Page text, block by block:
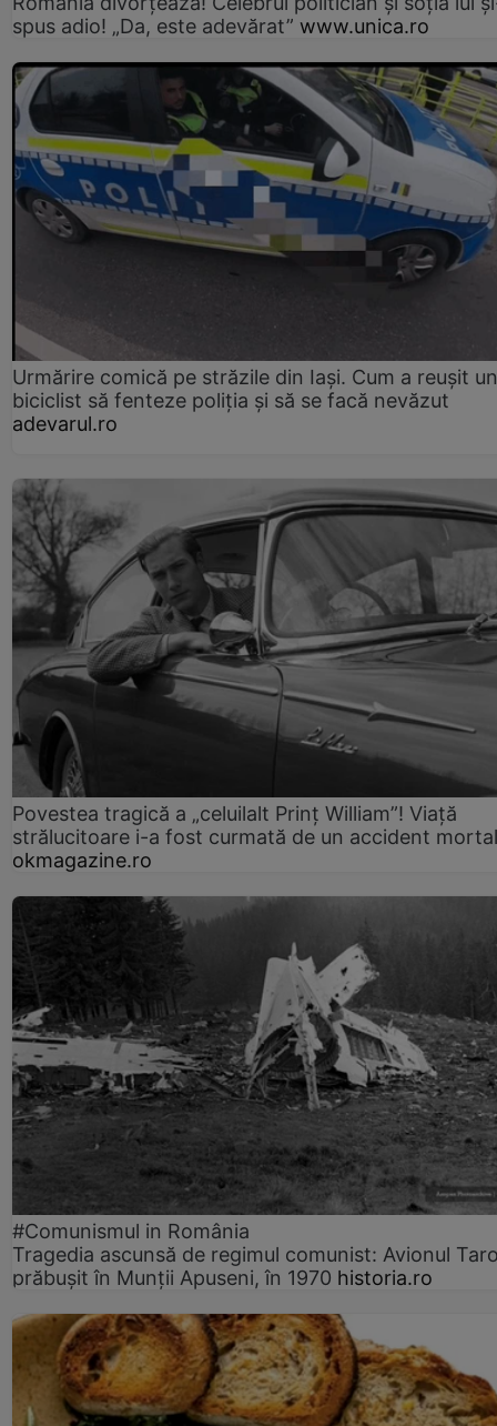
spus adio! „Da, este adevărat” www.unica.ro
Urmărire comică pe străzile din Iași. Cum a reușit un
biciclist să fenteze poliția și să se facă nevăzut
adevarul.ro
Povestea tragică a „celuilalt Prinț William”! Viață
strălucitoare i-a fost curmată de un accident mortal
okmagazine.ro
#Comunismul in România
Tragedia ascunsă de regimul comunist: Avionul
prăbușit în Munții Apuseni, în 1970 historia.ro